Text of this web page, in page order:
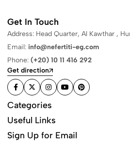
Get In Touch
Address: Head Quarter, Al Kawthar ,
Email: info@nefertiti-eg.com
Phone: (+20) 10 11 416 292
Get direction
Categories
Useful Links
Sign Up for Email